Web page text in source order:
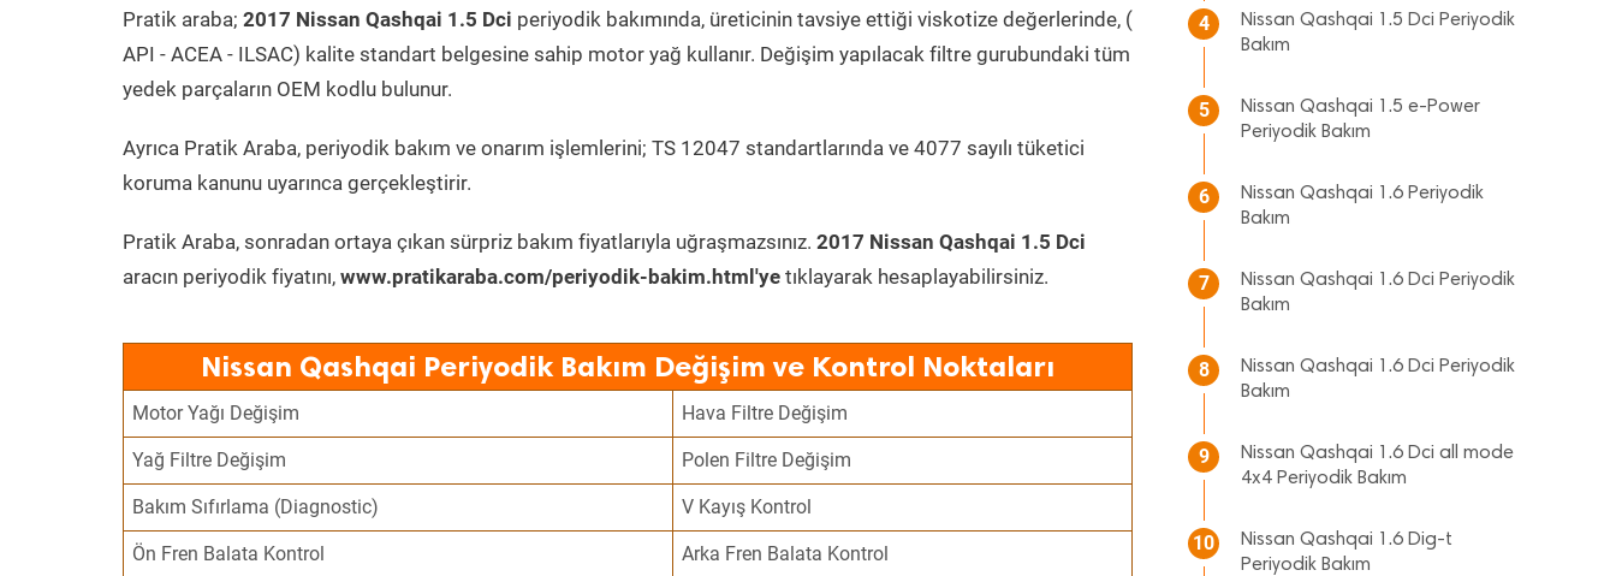
Pratik araba; 2017 Nissan Qashqai 1.5 Dci periyodik bakımında, üreticinin tavsiye ettiği viskotize değerlerinde, (
API - ACEA - ILSAC) kalite standart belgesine sahip motor yağ kullanır. Değişim yapılacak filtre gurubundaki tüm
yedek parçaların OEM kodlu bulunur.
Ayrıca Pratik Araba, periyodik bakım ve onarım işlemlerini; TS 12047 standartlarında ve 4077 sayılı tüketici
koruma kanunu uyarınca gerçekleştirir.
Pratik Araba, sonradan ortaya çıkan sürpriz bakım fiyatlarıyla uğraşmazsınız. 2017 Nissan Qashqai 1.5 Dci
aracın periyodik fiyatını, www.pratikaraba.com/periyodik-bakim.html'ye tıklayarak hesaplayabilirsiniz.
Nissan Qashqai Periyodik Bakım Değişim ve Kontrol Noktaları
Motor Yağı Değişim Hava Filtre Değişim
Yağ Filtre Değişim Polen Filtre Değişim
Bakım Sıfırlama (Diagnostic) V Kayış Kontrol
Ön Fren Balata Kontrol Arka Fren Balata Kontrol
4
Nissan Qashqai 1.5 Dci Periyodik
Bakım
5
Nissan Qashqai 1.5 e-Power
Periyodik Bakım
6
Nissan Qashqai 1.6 Periyodik
Bakım
7
Nissan Qashqai 1.6 Dci Periyodik
Bakım
8
Nissan Qashqai 1.6 Dci Periyodik
Bakım
9
Nissan Qashqai 1.6 Dci all mode
4x4 Periyodik Bakım
10
Nissan Qashqai 1.6 Dig-t
Periyodik Bakım